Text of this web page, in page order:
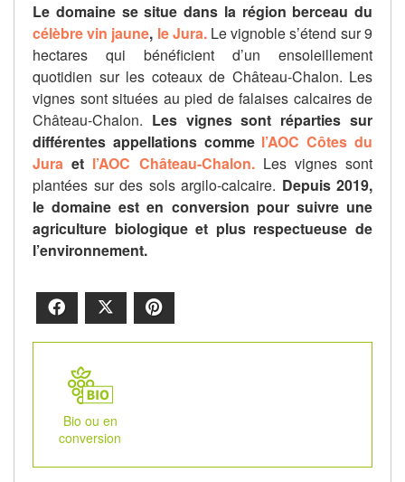
Le domaine se situe dans la région berceau du
célèbre vin jaune, le Jura.Le vignoble s’étend sur 9
hectares qui bénéficient d’un ensoleillement
quotidien sur les coteaux de Château-Chalon. Les
vignes sont situées au pied de falaises calcaires de
Château-Chalon. Les vignes sont réparties sur
différentes appellations comme l’AOC Côtes du
Jura et l’AOC Château-Chalon.Les vignes sont
plantées sur des sols argilo-calcaire. Depuis 2019,
le domaine est en conversion pour suivre une
agriculture biologique et plus respectueuse de
l’environnement.
Facebook
Bio ou en
conversion